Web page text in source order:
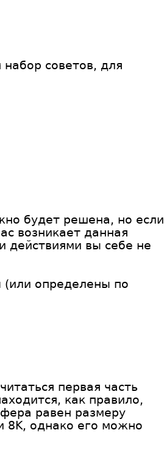
советов, для
будет решена, но если
возникает данная
действиями вы себе не
(или определены по
первая часть
как правило,
равен размеру
8K, однако его можно